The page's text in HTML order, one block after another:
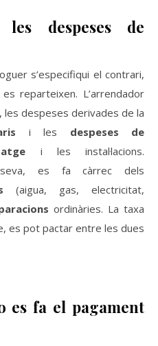
despeses de
s’especifiqui el contrari,
reparteixen. L’arrendador
, les despeses derivades de la
i les despeses de
i les instal·lacions.
seva, es fa càrrec dels
(aigua, gas, electricitat,
ordinàries. La taxa
es pot pactar entre les dues
es fa el pagament